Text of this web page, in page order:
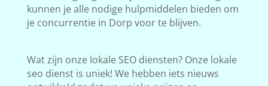
kunnen je alle nodige hulpmiddelen bieden om
je concurrentie in Dorp voor te blijven.
Wat zijn onze lokale SEO diensten? Onze lokale
seo dienst is uniek! We hebben iets nieuws